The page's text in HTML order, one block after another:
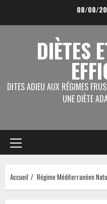
08/08/
DIÈTES
DITES ADIEU AUX RÉGIMES
UNE DIÈTE
Menu
principal
Accueil Régime Méditerranéen